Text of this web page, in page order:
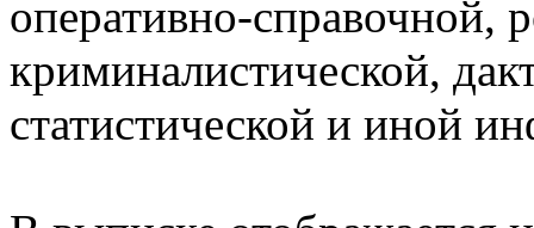
оперативно-справочной,
криминалистической,
статистической и иной